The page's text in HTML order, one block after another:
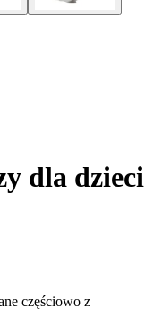
dla dzieci
częściowo z